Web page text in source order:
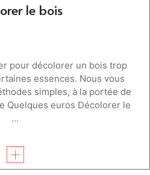
le bois
pour décolorer un bois trop
essences. Nous vous
simples, à la portée de
Quelques euros Décolorer le
...